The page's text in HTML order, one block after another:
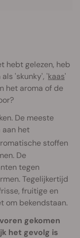
hebt gelezen, heb
'skunky', 'kaas'
het aroma of de
De meeste
het
stoffen
De
tegen
Tegelijkertijd
fruitige en
om bekendstaan.
gekomen
het gevolg is